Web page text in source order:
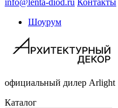
info@lenta-diod.ru Контакты
Шоурум
официальный дилер Arlight
Каталог